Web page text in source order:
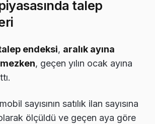
talep
endeksi, aralık ayına
, geçen yılın ocak ayına
sayısının satılık ilan sayısına
ölçüldü ve geçen aya göre